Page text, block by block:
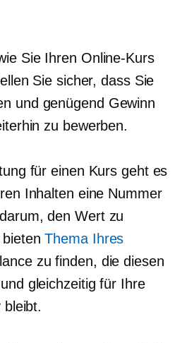
Sie Ihren Online-Kurs
Sie sicher, dass Sie
und genügend Gewinn
zu bewerben.
für einen Kurs geht es
Inhalten eine Nummer
den Wert zu
bietenThema Ihres
zu finden, die diesen
gleichzeitig für Ihre
bleibt.